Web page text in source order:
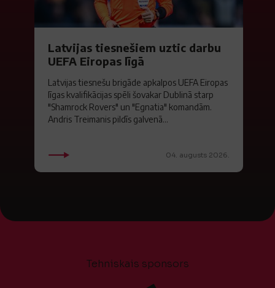
Latvijas tiesnešiem uztic darbu
UEFA Eiropas līgā
Latvijas tiesnešu brigāde apkalpos UEFA Eiropas
līgas kvalifikācijas spēli šovakar Dublinā starp
"Shamrock Rovers" un "Egnatia" komandām.
Andris Treimanis pildīs galvenā...
04. augusts 2026.
Tehniskais sponsors